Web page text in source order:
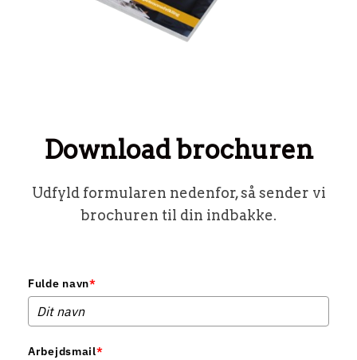
Download brochuren
Udfyld formularen nedenfor, så sender vi
brochuren til din indbakke.
Fulde navn*
Arbejdsmail*